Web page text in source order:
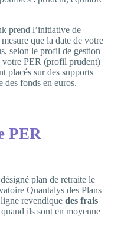
prend l’initiative de
que la date de votre
selon le profil de gestion
votre PER (profil prudent)
placés sur des supports
des fonds en euros.
PER
plan de retraite le
Quantalys des Plans
revendique des frais
ils sont en moyenne